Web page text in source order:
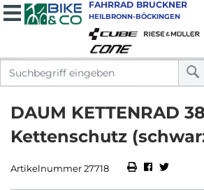
FAHRRAD BRUCKNER
HEILBRONN-BÖCKINGEN
DAUM KETTENRAD
Kettenschutz
Artikelnummer 27718